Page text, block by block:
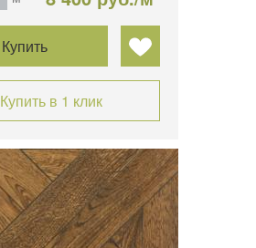
Купить
Купить в 1 клик